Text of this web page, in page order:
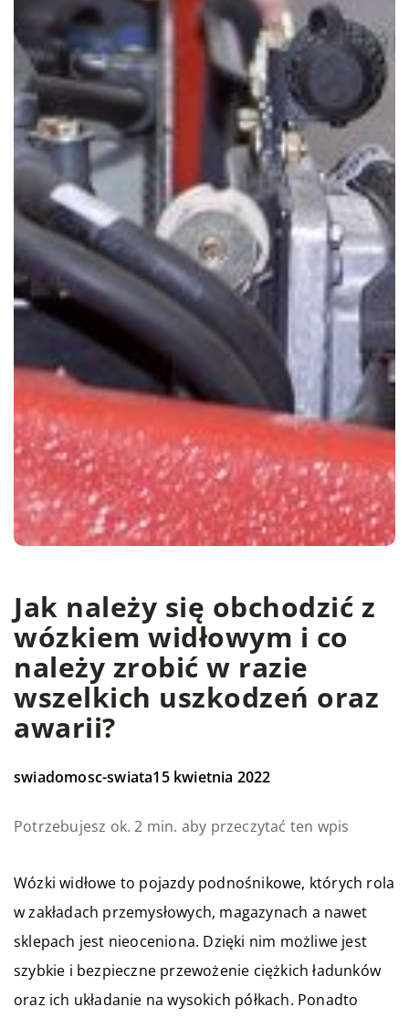
Jak należy się obchodzić z
wózkiem widłowym i co
należy zrobić w razie
wszelkich uszkodzeń oraz
awarii?
swiadomosc-swiata15 kwietnia 2022
Potrzebujesz ok. 2 min. aby przeczytać ten wpis
Wózki widłowe to pojazdy podnośnikowe, których rola
w zakładach przemysłowych, magazynach a nawet
sklepach jest nieoceniona. Dzięki nim możliwe jest
szybkie i bezpieczne przewożenie ciężkich ładunków
oraz ich układanie na wysokich półkach. Ponadto